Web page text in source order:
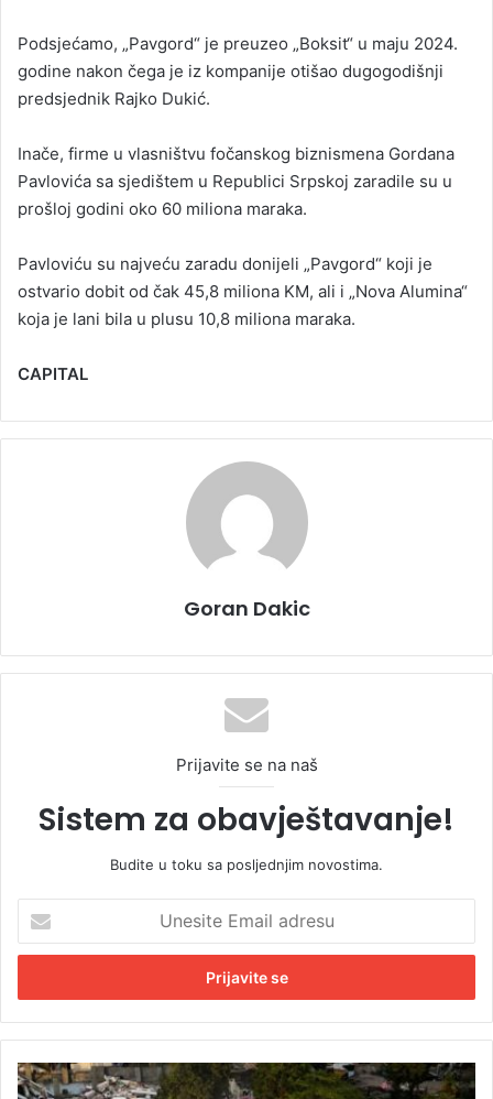
Podsjećamo, „Pavgord“ je preuzeo „Boksit“ u maju 2024.
godine nakon čega je iz kompanije otišao dugogodišnji
predsjednik Rajko Dukić.
Inače, firme u vlasništvu fočanskog biznismena Gordana
Pavlovića sa sjedištem u Republici Srpskoj zaradile su u
prošloj godini oko 60 miliona maraka.
Pavloviću su najveću zaradu donijeli „Pavgord“ koji je
ostvario dobit od čak 45,8 miliona KM, ali i „Nova Alumina“
koja je lani bila u plusu 10,8 miliona maraka.
CAPITAL
Goran Dakic
Prijavite se na naš
Sistem za obavještavanje!
Budite u toku sa posljednjim novostima.
e
i
t
E
m
M